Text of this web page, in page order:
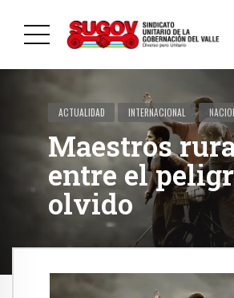
ACTUALIDAD INTERNACIONAL
Maestros
entre el
olvido